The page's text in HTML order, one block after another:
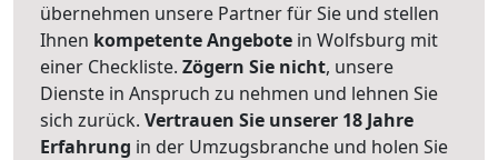
übernehmen unsere Partner für Sie und stellen
Ihnen kompetente Angebote in Wolfsburg mit
einer Checkliste. Zögern Sie nicht, unsere
Dienste in Anspruch zu nehmen und lehnen Sie
sich zurück. Vertrauen Sie unserer 18 Jahre
Erfahrung in der Umzugsbranche und holen Sie